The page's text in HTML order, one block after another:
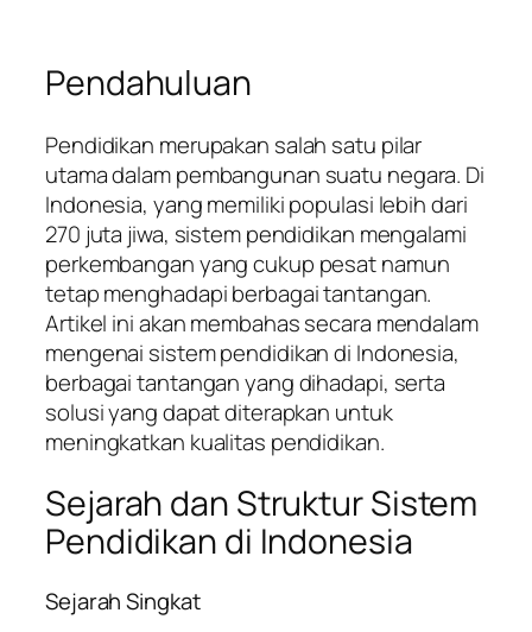
Pendahuluan
Pendidikan merupakan salah satu pilar
utama dalam pembangunan suatu negara. Di
Indonesia, yang memiliki populasi lebih dari
270 juta jiwa, sistem pendidikan mengalami
perkembangan yang cukup pesat namun
tetap menghadapi berbagai tantangan.
Artikel ini akan membahas secara mendalam
mengenai sistem pendidikan di Indonesia,
berbagai tantangan yang dihadapi, serta
solusi yang dapat diterapkan untuk
meningkatkan kualitas pendidikan.
Sejarah dan Struktur Sistem
Pendidikan di Indonesia
Sejarah Singkat